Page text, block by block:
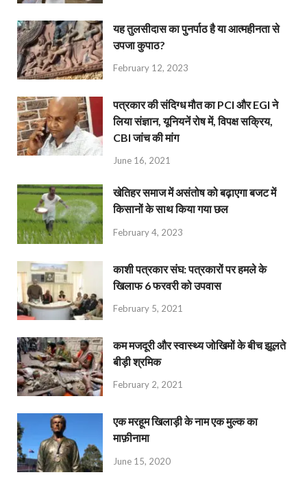
यह तुलसीदास का पुनर्पाठ है या आत्महीनता से
उपजा कुपाठ?
February 12, 2023
पत्रकार की संदिग्ध मौत का PCI और EGI ने
लिया संज्ञान, यूनियनें रोष में, विपक्ष सक्रिय,
CBI जांच की मांग
June 16, 2021
खेतिहर समाज में असंतोष को बढ़ाएगा बजट में
किसानों के साथ किया गया छल
February 4, 2023
काशी पत्रकार संघ: पत्रकारों पर हमले के
खिलाफ 6 फरवरी को उपवास
February 5, 2021
कम मजदूरी और स्वास्थ्य जोखिमों के बीच झूलते
बीड़ी श्रमिक
February 2, 2021
एक मरहूम खिलाड़ी के नाम एक मुल्क का
माफ़ीनामा
June 15, 2020